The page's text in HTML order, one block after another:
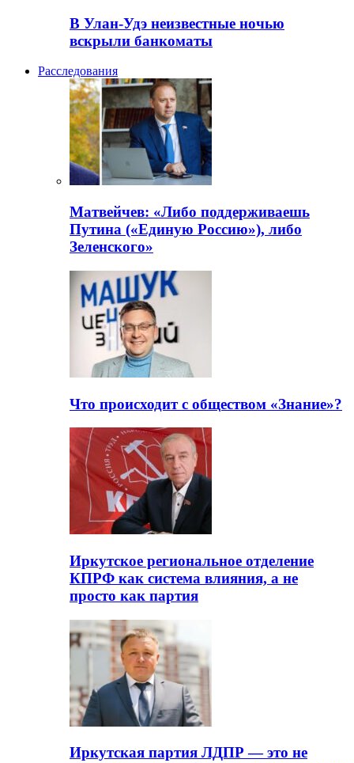
В Улан-Удэ неизвестные ночью
вскрыли банкоматы
Расследования
Матвейчев: «Либо поддерживаешь
Путина («Единую Россию»), либо
Зеленского»
Что происходит с обществом «Знание»?
Иркутское региональное отделение
КПРФ как система влияния, а не
просто как партия
Иркутская партия ЛДПР — это не